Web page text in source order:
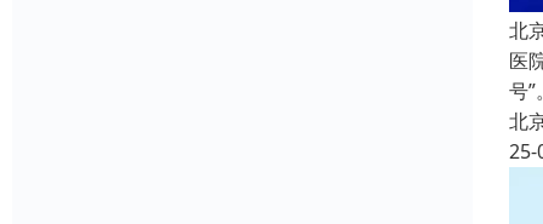
北
医
号
北
25-